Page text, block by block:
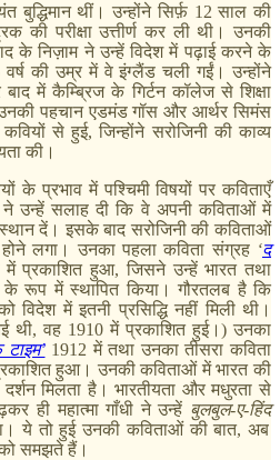
बुद्धिमान थीं। उन्होंने सिर्फ़ 12 साल की
की परीक्षा उत्तीर्ण कर ली थी। उनकी
के निज़ाम ने उन्हें विदेश में पढ़ाई करने के
की उम्र में वे इंग्लैंड चली गईं। उन्होंने
में कैम्ब्रिज के गिर्टन कॉलेज से शिक्षा
पहचान एडमंड गॉस और आर्थर सिमंस
से हुई, जिन्होंने सरोजिनी की काव्य
की।
के प्रभाव में पश्चिमी विषयों पर कविताएँ
उन्हें सलाह दी कि वे अपनी कविताओं में
दें। इसके बाद सरोजिनी की कविताओं
होने लगा। उनका पहला कविता संग्रह ‘द
प्रकाशित हुआ, जिसने उन्हें भारत तथा
के रूप में स्थापित किया। गौरतलब है कि
में इतनी प्रसिद्धि नहीं मिली थी।
थी, वह 1910 में प्रकाशित हुई।) उनका
1912 में तथा उनका तीसरा कविता
हुआ। उनकी कविताओं में भारत की
मिलता है। भारतीयता और मधुरता से
ही महात्मा गाँधी ने उन्हें बुलबुल-ए-हिंद
ये तो हुई उनकी कविताओं की बात, अब
समझते हैं।